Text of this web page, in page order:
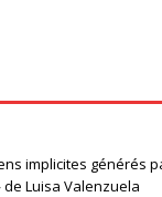
implicites générés
de Luisa Valenzuela